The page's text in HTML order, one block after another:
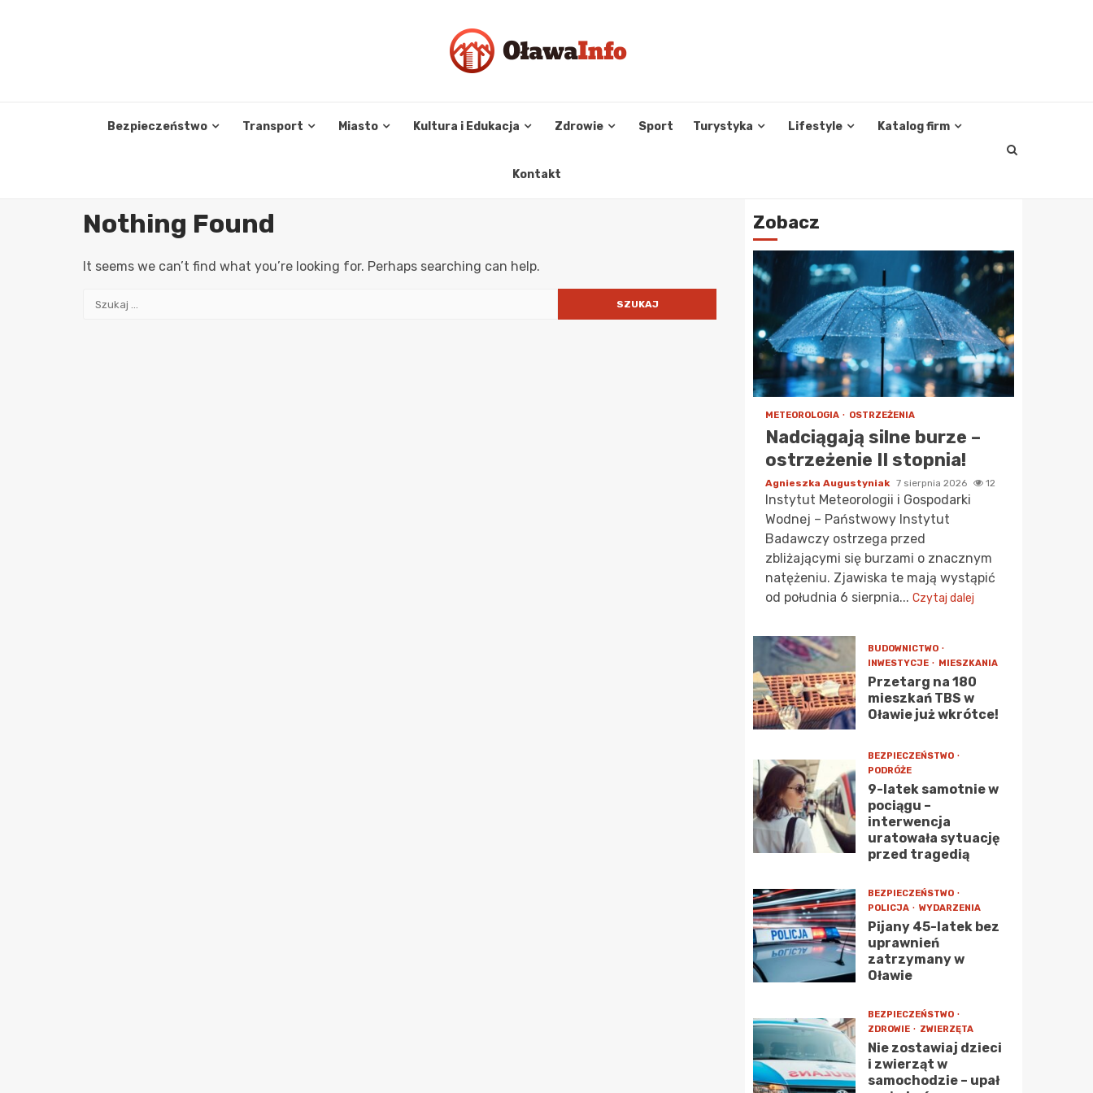
Bezpieczeństwo Transport Miasto Kultura i Edukacja Zdrowie Sport Turystyka Lifestyle Katalog firm
Kontakt
Nothing Found
It seems we can’t find what you’re looking for. Perhaps searching can help.
Szukaj:
Zobacz
METEOROLOGIA OSTRZEŻENIA
Nadciągają silne burze –
ostrzeżenie II stopnia!
Agnieszka Augustyniak 7 sierpnia 2026 12
Instytut Meteorologii i Gospodarki
Wodnej – Państwowy Instytut
Badawczy ostrzega przed
zbliżającymi się burzami o znacznym
natężeniu. Zjawiska te mają wystąpić
od południa 6 sierpnia... Czytaj dalej
BUDOWNICTWO
INWESTYCJE
MIESZKANIA
Przetarg na 180
mieszkań TBS w
Oławie już wkrótce!
BEZPIECZEŃSTWO
PODRÓŻE
9-latek samotnie w
pociągu –
interwencja
uratowała sytuację
przed tragedią
BEZPIECZEŃSTWO
POLICJA
WYDARZENIA
Pijany 45-latek bez
uprawnień
zatrzymany w
Oławie
BEZPIECZEŃSTWO
ZDROWIE
ZWIERZĘTA
Nie zostawiaj dzieci
i zwierząt w
samochodzie – upał